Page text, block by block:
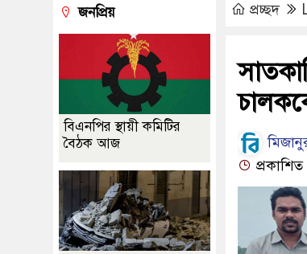
প্রচ্ছদ
জনপ্রিয়
বিএনপির স্থায়ী কমিটির
বৈঠক আজ